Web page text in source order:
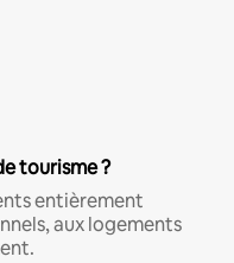
tourisme ?
entièrement
aux logements